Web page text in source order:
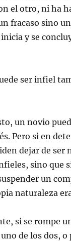
el otro, ni ha
fracaso sino
y se
ser infiel
un novio
Pero si en
dejar de ser
sino que
un
naturaleza
si se rompe
de los dos, o